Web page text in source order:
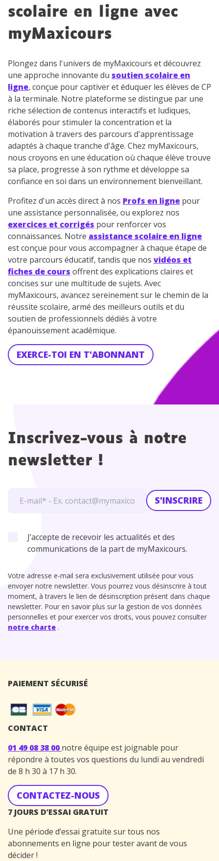
scolaire en ligne avec
myMaxicours
Plongez dans l'univers de myMaxicours et découvrez
une approche innovante du soutien scolaire en
ligne, conçue pour captiver et éduquer les élèves de CP
à la terminale. Notre plateforme se distingue par une
riche sélection de contenus interactifs et ludiques,
élaborés pour stimuler la concentration et la
motivation à travers des parcours d'apprentissage
adaptés à chaque tranche d'âge. Chez myMaxicours,
nous croyons en une éducation où chaque élève trouve
sa place, progresse à son rythme et développe sa
confiance en soi dans un environnement bienveillant.
Profitez d'un accès direct à nos Profs en ligne pour
une assistance personnalisée, ou explorez nos
exercices et corrigés pour renforcer vos
connaissances. Notre assistance scolaire en ligne
est conçue pour vous accompagner à chaque étape de
votre parcours éducatif, tandis que nos vidéos et
fiches de cours offrent des explications claires et
concises sur une multitude de sujets. Avec
myMaxicours, avancez sereinement sur le chemin de la
réussite scolaire, armé des meilleurs outils et du
soutien de professionnels dédiés à votre
épanouissement académique.
EXERCE-TOI EN T'ABONNANT
Inscrivez-vous à notre
newsletter !
S'INSCRIRE
J’accepte de recevoir les actualités et des
communications de la part de myMaxicours.
Votre adresse e-mail sera exclusivement utilisée pour vous
envoyer notre newsletter. Vous pourrez vous désinscrire à tout
moment, à travers le lien de désinscription présent dans chaque
newsletter. Pour en savoir plus sur la gestion de vos données
personnelles et pour exercer vos droits, vous pouvez consulter
notre charte .
PAIEMENT SÉCURISÉ
CONTACT
01 49 08 38 00 notre équipe est joignable pour
répondre à toutes vos questions du lundi au vendredi
de 8 h 30 à 17 h 30.
CONTACTEZ-NOUS
7 JOURS D’ESSAI GRATUIT
Une période d’essai gratuite sur tous nos
abonnements en ligne pour tester avant de vous
décider !